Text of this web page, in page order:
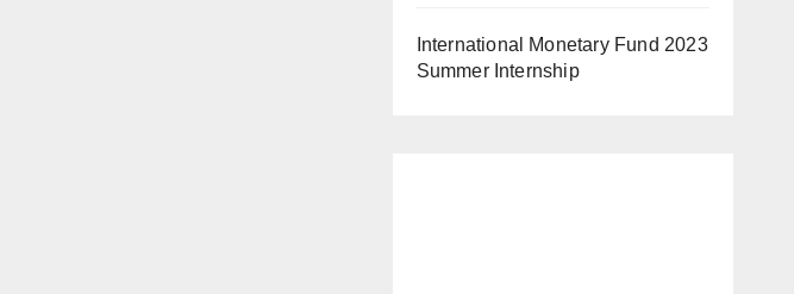
International Monetary Fund 2023
Summer Internship